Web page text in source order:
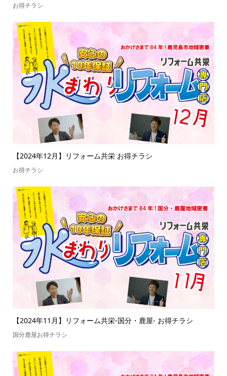
お得チラシ
【2024年12月】リフォーム共栄 お得チラシ
お得チラシ
【2024年11月】リフォーム共栄-国分・鹿屋- お得チラシ
国分鹿屋お得チラシ